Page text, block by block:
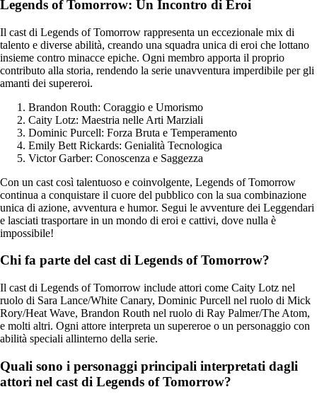
Legends of Tomorrow: Un Incontro di Eroi
Il cast di Legends of Tomorrow rappresenta un eccezionale mix di
talento e diverse abilità, creando una squadra unica di eroi che lottano
insieme contro minacce epiche. Ogni membro apporta il proprio
contributo alla storia, rendendo la serie unavventura imperdibile per gli
amanti dei supereroi.
Brandon Routh: Coraggio e Umorismo
Caity Lotz: Maestria nelle Arti Marziali
Dominic Purcell: Forza Bruta e Temperamento
Emily Bett Rickards: Genialità Tecnologica
Victor Garber: Conoscenza e Saggezza
Con un cast così talentuoso e coinvolgente, Legends of Tomorrow
continua a conquistare il cuore del pubblico con la sua combinazione
unica di azione, avventura e humor. Segui le avventure dei Leggendari
e lasciati trasportare in un mondo di eroi e cattivi, dove nulla è
impossibile!
Chi fa parte del cast di Legends of Tomorrow?
Il cast di Legends of Tomorrow include attori come Caity Lotz nel
ruolo di Sara Lance/White Canary, Dominic Purcell nel ruolo di Mick
Rory/Heat Wave, Brandon Routh nel ruolo di Ray Palmer/The Atom,
e molti altri. Ogni attore interpreta un supereroe o un personaggio con
abilità speciali allinterno della serie.
Quali sono i personaggi principali interpretati dagli
attori nel cast di Legends of Tomorrow?